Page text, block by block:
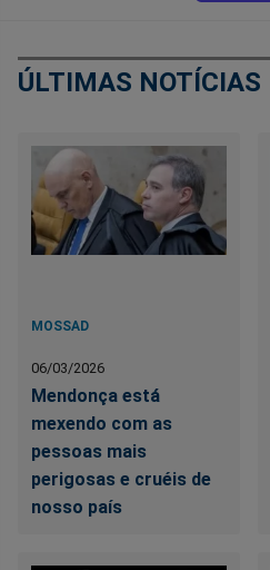
ÚLTIMAS NOTÍCIAS
MOSSAD
06/03/2026
Mendonça está
mexendo com as
pessoas mais
perigosas e cruéis de
nosso país